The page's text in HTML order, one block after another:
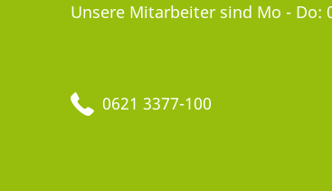
Unsere Mitarbeiter sind Mo - Do:
0621 3377-100